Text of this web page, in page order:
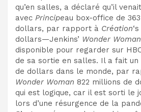
qu’en salles, a déclaré qu’il
avec Principeau box-office de
dollars, par rapport à Création
dollars—Jenkins’ Wonder
disponible pour regarder sur
de sa sortie en salles. Il a fait un
de dollars dans le monde, par
Wonder Woman 822 millions de
qui est logique, car il est sorti le
lors d’une résurgence de la